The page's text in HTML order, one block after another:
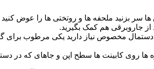
سر بزنید ملحفه ها و روتختی ها را عوض کنید
جاروبرقی هم کمک بگیرید.
دستمال مخصوص نیاز دارید یکی مرطوب
روی کابینت ها سطح اپن و جاهای که در